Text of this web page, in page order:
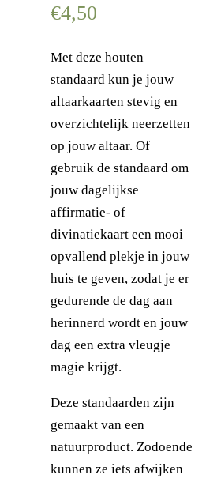
€4,50
Met deze houten
standaard kun je jouw
altaarkaarten stevig en
overzichtelijk neerzetten
op jouw altaar. Of
gebruik de standaard om
jouw dagelijkse
affirmatie- of
divinatiekaart een mooi
opvallend plekje in jouw
huis te geven, zodat je er
gedurende de dag aan
herinnerd wordt en jouw
dag een extra vleugje
magie krijgt.
Deze standaarden zijn
gemaakt van een
natuurproduct. Zodoende
kunnen ze iets afwijken